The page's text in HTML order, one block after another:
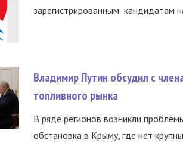
зарегистрированным кандидатам
Владимир Путин обсудил с
топливного рынка
В ряде регионов возникли
обстановка в Крыму, где нет